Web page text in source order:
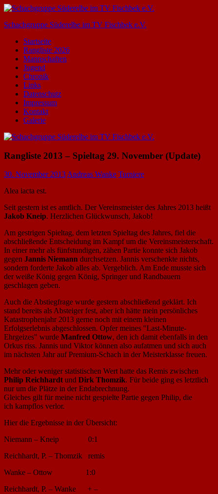
Zum
springen
Schachgruppe Süderelbe im TV Fischbek e.V.
Startseite
Rangliste 2026
Mannschaften
Jugend
Chronik
Links
Datenschutz
Impressum
Kontakt
Galerie
Rangliste 2013 – Spieltag 29. November (Update)
30. November 2013Andreas Wanke Turniere
Alea iacta est.
Seit gestern ist es amtlich. Der Vereinsmeister des Jahres 2013 heißt
Jakob Kneip. Herzlichen Glückwunsch, Jakob!
Am gestrigen Spieltag, dem letzten Spieltag des Jahres, fiel die
abschließende Entscheidung im Kampf um die Vereinsmeisterschaft.
In einer mehr als fünfstundigen, zähen Partie konnte sich Jakob
gegen Jannis Niemann durchsetzen. Jannis verschenkte nichts,
sondern forderte Jakob alles ab. Vergeblich. Am Ende musste sich
der weiße König gegen König, Springer und Randbauern
geschlagen geben.
Auch die Abstiegfrage wurde gestern abschließend geklärt. Ich
stand bereits als Absteiger fest, aber ich hätte mein persönliches
Katastrophenjahr 2013 gerne noch mit einem kleinen
Erfolgserlebnis abgeschlossen. Opfer meines "Last-Minute-
Ehrgeizes" wurde Manfred Ottow, den ich damit ebenfalls in den
Orkus riss. Jannis und Viktor können also aufatmen und sich auch
im nächsten Jahr auf Premium-Schach in der Meisterklasse freuen.
Mehr oder weniger statistischen Wert hatte das Remis zwischen
Philip Reichhardtund Dirk Thomzik. Für beide ging es letztlich
nur um die Plätze in der Endabrechnung.
Gleiches gilt für meine nicht gespielte Partie gegen Philip, die
ich kampflos verlor.
Hier die Ergebnisse in der Übersicht:
Niemann – Kneip 0:1
Reichhardt, P. – Thomzik remis
Wanke – Ottow 1:0
Reichhardt, P. – Wanke + –